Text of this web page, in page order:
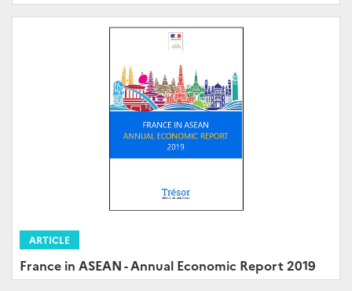
ARTICLE
France in ASEAN - Annual Economic Report 2019